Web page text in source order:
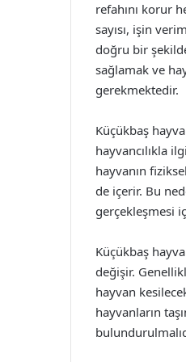
refahını korur
sayısı, işin
doğru bir
sağlamak ve
gerekmektedir.
Küçükbaş
hayvancılıkla
hayvanın
de içerir. Bu
gerçekleşmesi
Küçükbaş
değişir.
hayvan
hayvanların